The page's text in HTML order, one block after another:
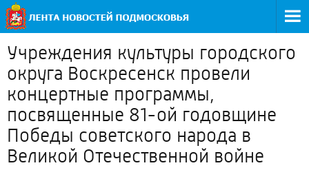
Учреждения культуры городского
округа Воскресенск провели
концертные программы,
посвященные 81-ой годовщине
Победы советского народа в
Великой Отечественной войне